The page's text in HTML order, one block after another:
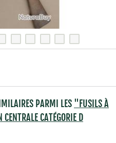
PARMI LES "FUSILS À
CATÉGORIE D